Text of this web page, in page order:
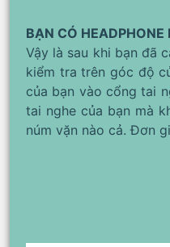
BẠN CÓ HEADPHONE
Vậy là sau khi bạn đã
kiểm tra trên góc độ
của bạn vào cổng tai
tai nghe của bạn mà
núm vặn nào cả. Đơn